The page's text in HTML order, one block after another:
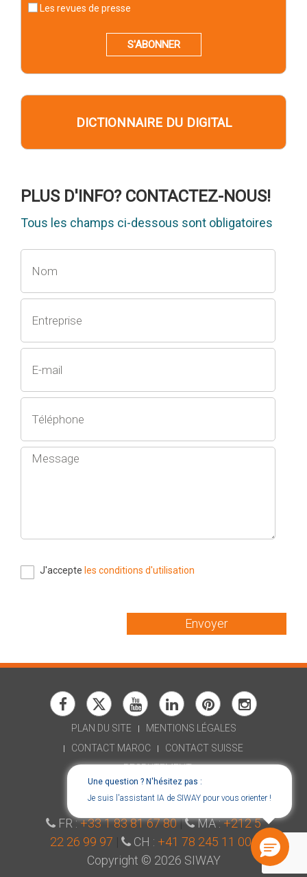
Les revues de presse
S'ABONNER
DICTIONNAIRE DU DIGITAL
PLUS D'INFO? CONTACTEZ-NOUS!
Tous les champs ci-dessous sont obligatoires
J'accepte les conditions d'utilisation
Envoyer
Une question ? N'hésitez pas :
Je suis l'assistant IA de SIWAY pour vous orienter !
PLAN DU SITE
MENTIONS LÉGALES
CONTACT MAROC
CONTACT SUISSE
RECRUTEMENT
DÉCLARATION D'ACCESSIBILITÉ
FR :+33 1 83 81 67 80| MA :+212 5
22 26 99 97
CH : +41 78 245 11 00|
Copyright © 2026 SIWAY